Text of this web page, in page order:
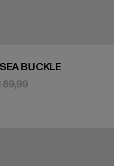
BUCKLE
77,39
89,99Actieprijs: EUR 89,99